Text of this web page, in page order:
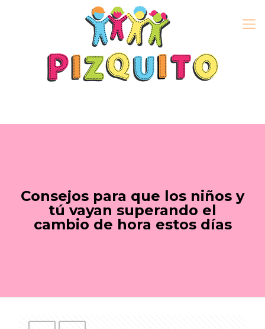
Consejos para que los niños y
tú vayan superando el
cambio de hora estos días